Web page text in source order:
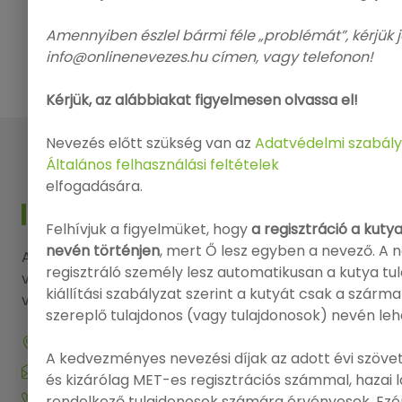
Amennyiben kérdése, észrevétele lenne, kérjük
vegye fel a kapcsolatot elérhetőségeink
valamelyikén.
info@onlinenevezes.hu
Amennyiben észlel bármi féle „problémát”, kérjük
info@onlinenevezes.hu címen, vagy telefonon!
Kérjük, az alábbiakat figyelmesen olvassa el!
Nevezés előtt szükség van azAdatvédelmi
Általános felhasználási feltételek
elfogadására.
Felhívjuk a figyelmüket, hogya regisztráció a
nevén történjen, mert Ő lesz egyben a nevező. A
regisztráló személy lesz automatikusan a kutya
kiállítási szabályzat szerint a kutyát csak a
szereplő tulajdonos (vagy tulajdonosok) nevén
A kedvezményes nevezési díjak az adott évi
és kizárólag MET-es regisztrációs számmal, hazai